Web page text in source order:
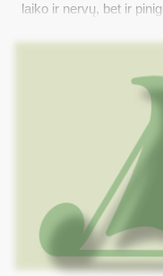
laiko ir nervų, bet ir